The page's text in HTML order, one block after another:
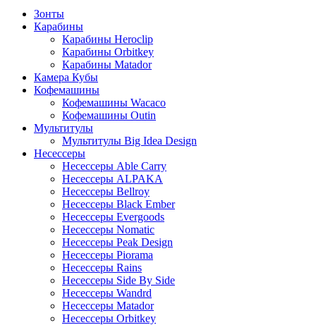
Зонты
Карабины
Карабины Heroclip
Карабины Orbitkey
Карабины Matador
Камера Кубы
Кофемашины
Кофемашины Wacaco
Кофемашины Outin
Мультитулы
Мультитулы Big Idea Design
Несессеры
Несессеры Able Carry
Несессеры ALPAKA
Несессеры Bellroy
Несессеры Black Ember
Несессеры Evergoods
Несессеры Nomatic
Несессеры Peak Design
Несессеры Piorama
Несессеры Rains
Несессеры Side By Side
Несессеры Wandrd
Несессеры Matador
Несессеры Orbitkey